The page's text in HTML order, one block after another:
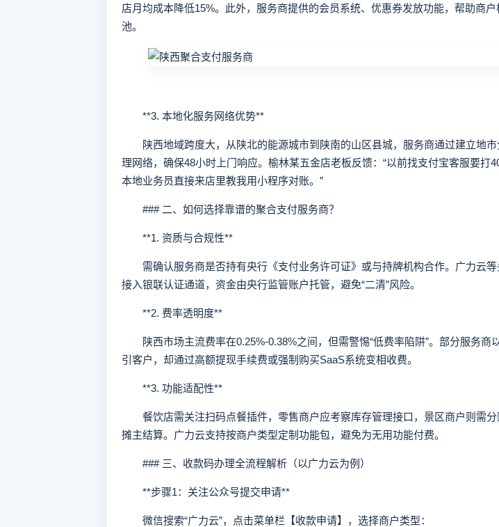
店月均成本降低15%。此外，服务商提供的会员系统、优惠券发放功能，帮助商
池。
**3. 本地化服务网络优势**
陕西地域跨度大，从陕北的能源城市到陕南的山区县城，服务商通过建立地市
理网络，确保48小时上门响应。榆林某五金店老板反馈：“以前找支付宝客服要打
本地业务员直接来店里教我用小程序对账。”
### 二、如何选择靠谱的聚合支付服务商？
**1. 资质与合规性**
需确认服务商是否持有央行《支付业务许可证》或与持牌机构合作。广力云等
接入银联认证通道，资金由央行监管账户托管，避免“二清”风险。
**2. 费率透明度**
陕西市场主流费率在0.25%-0.38%之间，但需警惕“低费率陷阱”。部分服务商
引客户，却通过高额提现手续费或强制购买SaaS系统变相收费。
**3. 功能适配性**
餐饮店需关注扫码点餐插件，零售商户应考察库存管理接口，景区商户则需分
摊主结算。广力云支持按商户类型定制功能包，避免为无用功能付费。
### 三、收款码办理全流程解析（以广力云为例）
**步骤1：关注公众号提交申请**
微信搜索“广力云”，点击菜单栏【收款申请】，选择商户类型：